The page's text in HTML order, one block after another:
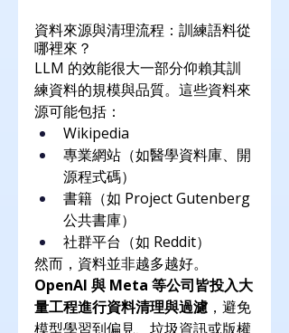
資料來源與清理流程：訓練語料從
哪裡來？
LLM 的效能很大一部分仰賴其訓
練資料的規模與品質。這些資料來
源可能包括：
Wikipedia
專業網站（如醫學資料庫、開
源程式碼）
書籍（如 Project Gutenberg
公共書庫）
社群平台（如 Reddit）
然而，資料並非越多越好。
OpenAI 與 Meta 等公司皆投入大
量工程進行資料清理與過濾 ，避免
模型學習到偏見、垃圾資訊或版權